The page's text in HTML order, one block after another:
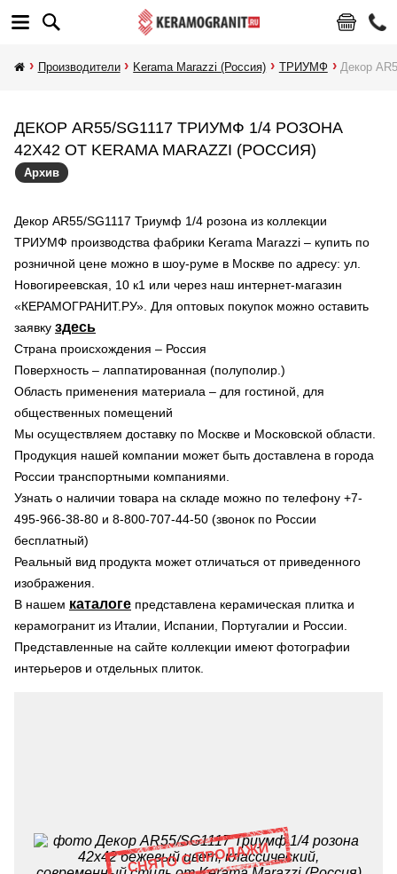
Производители Kerama Marazzi (Россия) ТРИУМФ Декор
ДЕКОР AR55/SG1117 ТРИУМФ 1/4 РОЗОНА
42X42 ОТ KERAMA MARAZZI (РОССИЯ)
Архив
Декор AR55/SG1117 Триумф 1/4 розона из коллекции
ТРИУМФ производства фабрики Kerama Marazzi – купить по
розничной цене можно в шоу-руме в Москве по адресу: ул.
Новогиреевская, 10 к1 или через наш интернет-магазин
«КЕРАМОГРАНИТ.РУ». Для оптовых покупок можно оставить
заявку здесь
Страна происхождения – Россия
Поверхность – лаппатированная (полуполир.)
Область применения материала – для гостиной, для
общественных помещений
Мы осуществляем доставку по Москве и Московской области.
Продукция нашей компании может быть доставлена в города
России транспортными компаниями.
Узнать о наличии товара на складе можно по телефону +7-
495-966-38-80 и 8-800-707-44-50 (звонок по России
бесплатный)
Реальный вид продукта может отличаться от приведенного
изображения.
В нашем каталоге представлена керамическая плитка и
керамогранит из Италии, Испании, Португалии и России.
Представленные на сайте коллекции имеют фотографии
интерьеров и отдельных плиток.